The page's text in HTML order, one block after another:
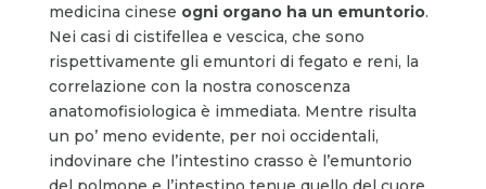
medicina cinese ogni organo ha un emuntorio.
Nei casi di cistifellea e vescica, che sono
rispettivamente gli emuntori di fegato e reni, la
correlazione con la nostra conoscenza
anatomofisiologica è immediata. Mentre risulta
un po’ meno evidente, per noi occidentali,
indovinare che l’intestino crasso è l’emuntorio